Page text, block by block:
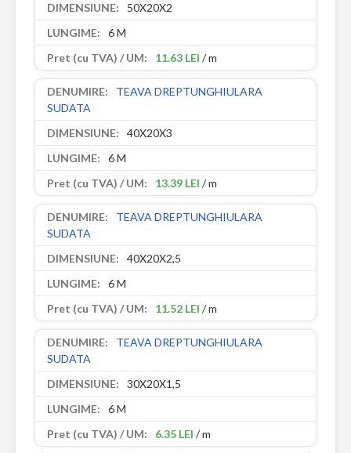
50X20X2
6 M
11.63 LEI / m
TEAVA DREPTUNGHIULARA
SUDATA
40X20X3
6 M
13.39 LEI / m
TEAVA DREPTUNGHIULARA
SUDATA
40X20X2,5
6 M
11.52 LEI / m
TEAVA DREPTUNGHIULARA
SUDATA
30X20X1,5
6 M
6.35 LEI / m